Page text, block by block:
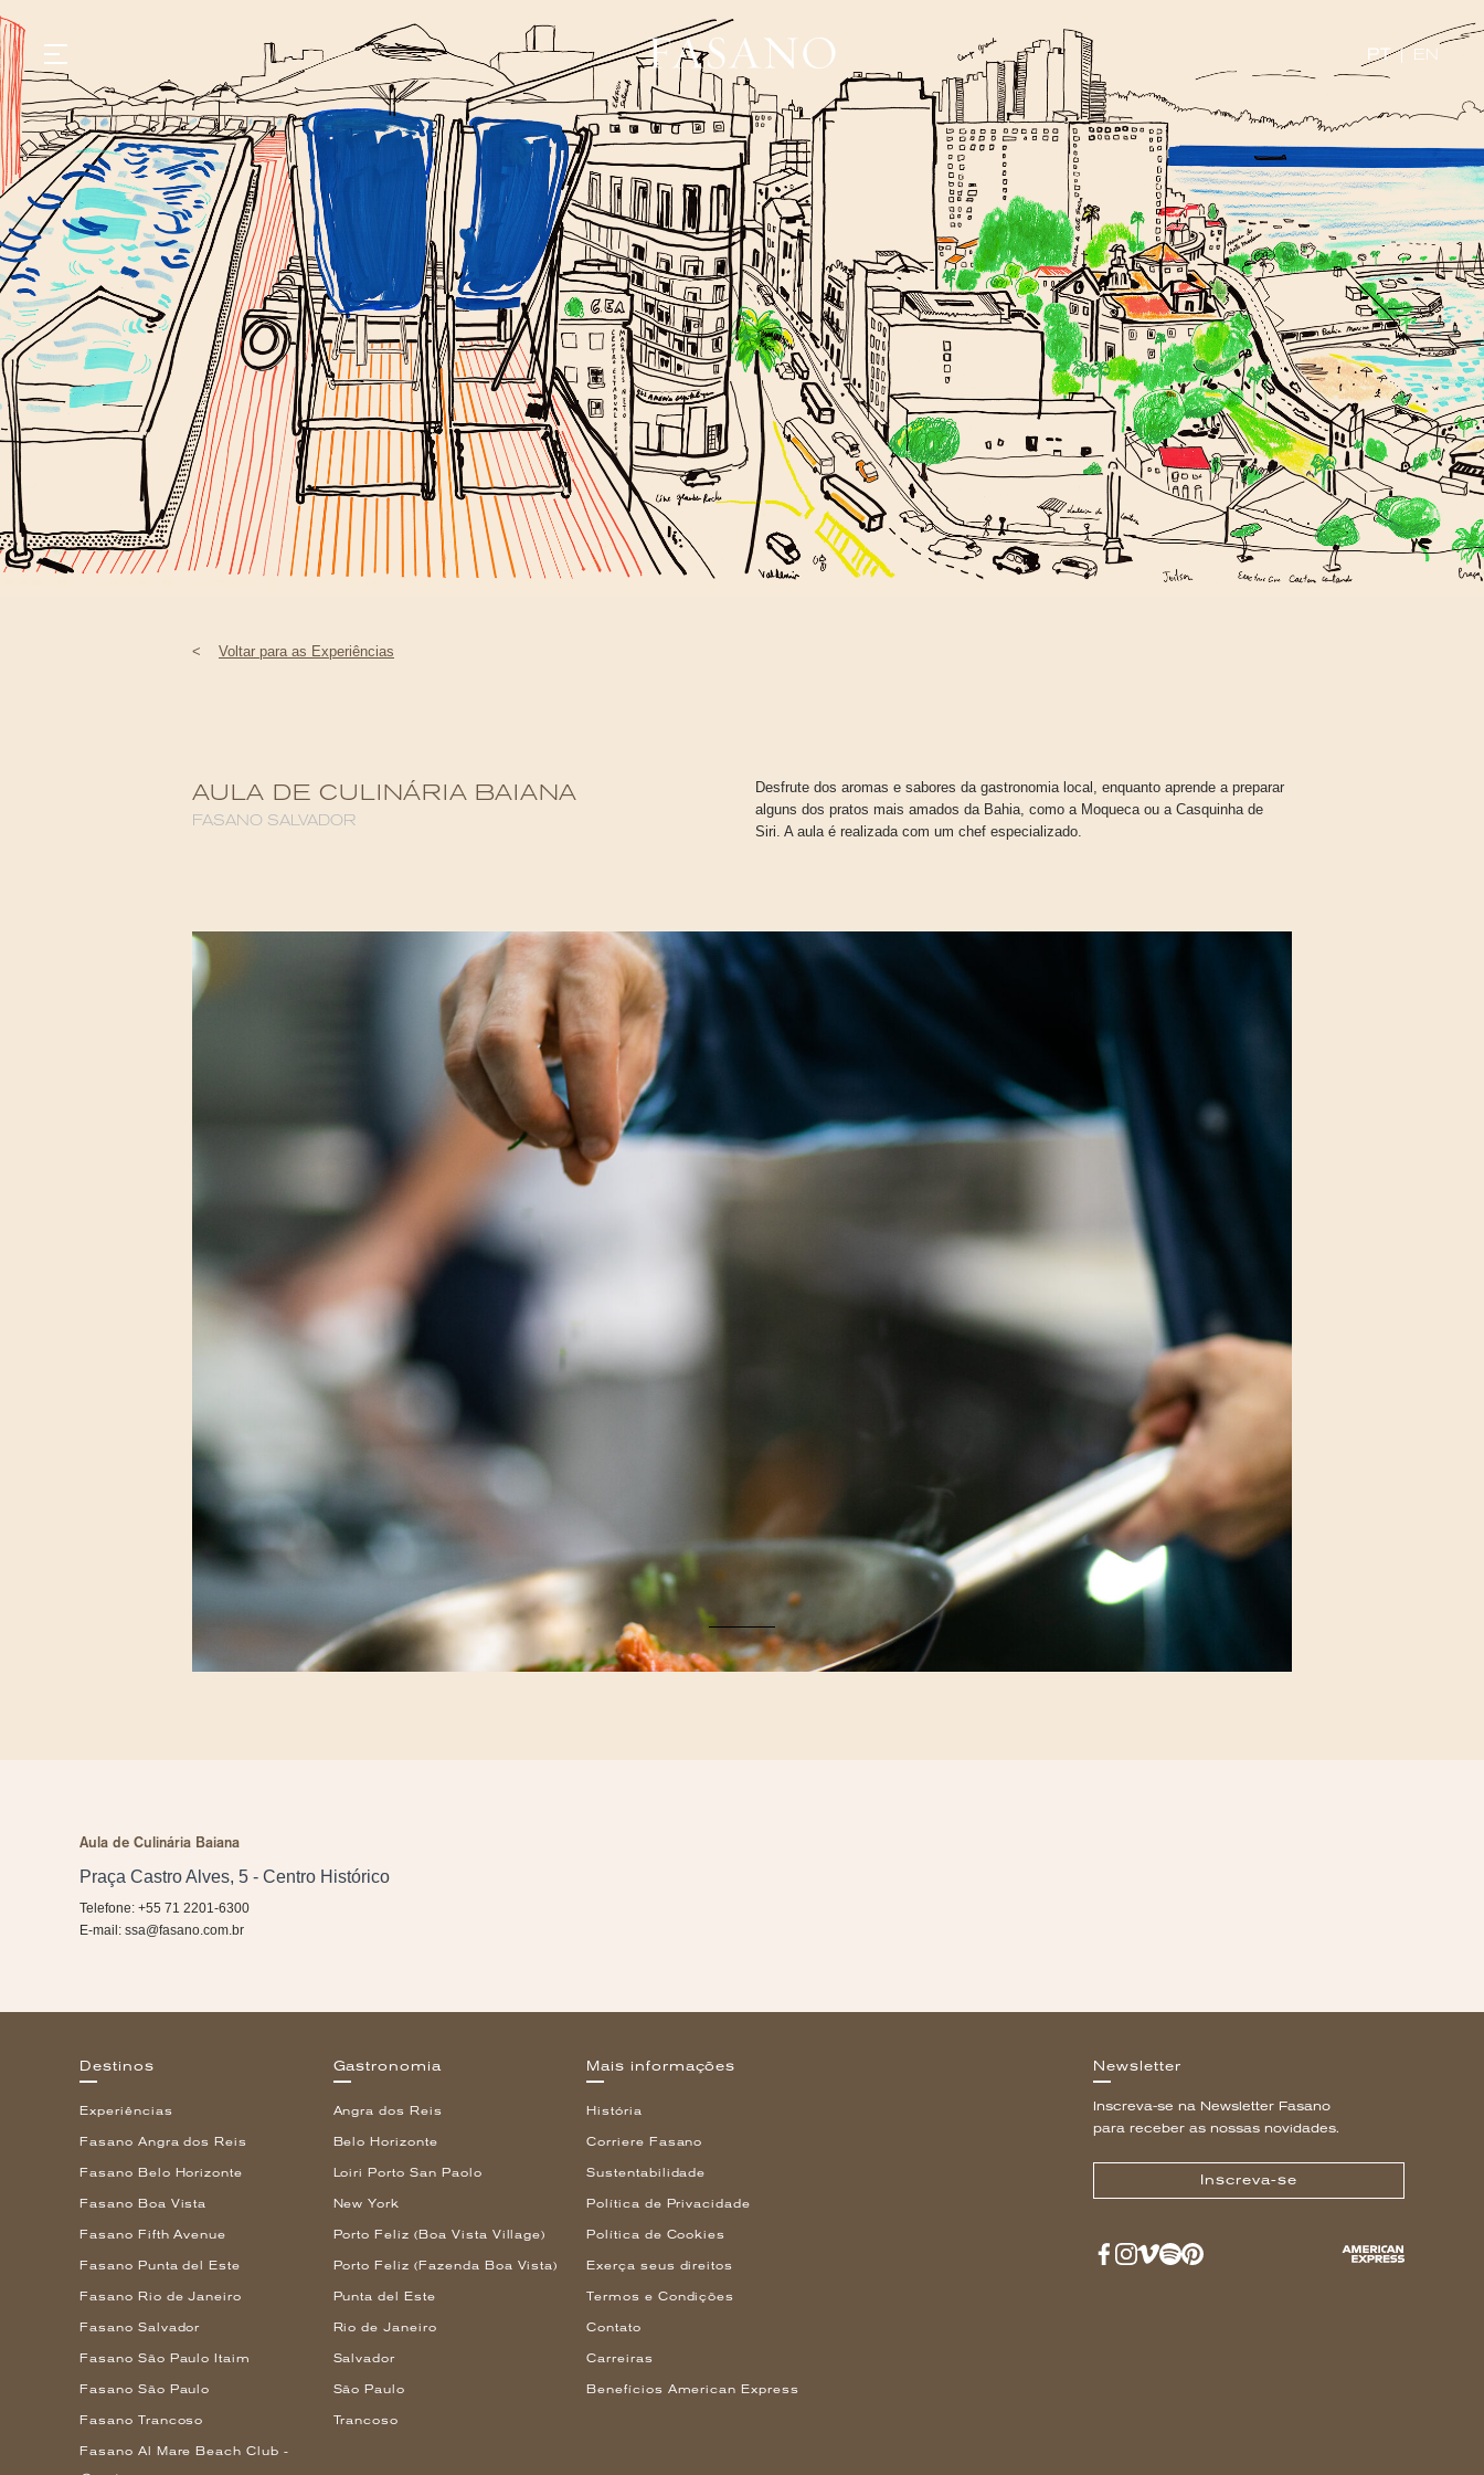
PT | EN
GASTRONOMIA
HOTÉIS
EXPERIÊNCIAS
EVENTOS
VILLAS
SHOP | SELEZIONE
DESCUBRA
WHAT'S COOKING
CORRIERE
HISTÓRIA
SUSTENTABILIDADE
CONTATO
< Voltar para as Experiências
AULA DE CULINÁRIA BAIANA
FASANO SALVADOR
Desfrute dos aromas e sabores da gastronomia local, enquanto aprende a preparar
alguns dos pratos mais amados da Bahia, como a Moqueca ou a Casquinha de
Siri. A aula é realizada com um chef especializado.
Aula de Culinária Baiana
Praça Castro Alves, 5 - Centro Histórico
Telefone: +55 71 2201-6300
E-mail: ssa@fasano.com.br
Destinos
Experiências
Fasano Angra dos Reis
Fasano Belo Horizonte
Fasano Boa Vista
Fasano Fifth Avenue
Fasano Punta del Este
Fasano Rio de Janeiro
Fasano Salvador
Fasano São Paulo Itaim
Fasano São Paulo
Fasano Trancoso
Fasano Al Mare Beach Club -
Gastronomia
Angra dos Reis
Belo Horizonte
Loiri Porto San Paolo
New York
Porto Feliz (Boa Vista Village)
Porto Feliz (Fazenda Boa Vista)
Punta del Este
Rio de Janeiro
Salvador
São Paulo
Trancoso
Mais informações
História
Corriere Fasano
Sustentabilidade
Política de Privacidade
Política de Cookies
Exerça seus direitos
Termos e Condições
Contato
Carreiras
Benefícios American Express
Newsletter
Inscreva-se na Newsletter Fasano
para receber as nossas novidades.
Inscreva-se